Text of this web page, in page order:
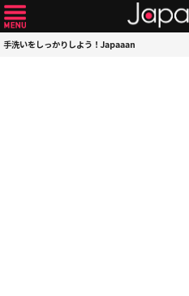
手洗いをしっかりしよう！Japaaan